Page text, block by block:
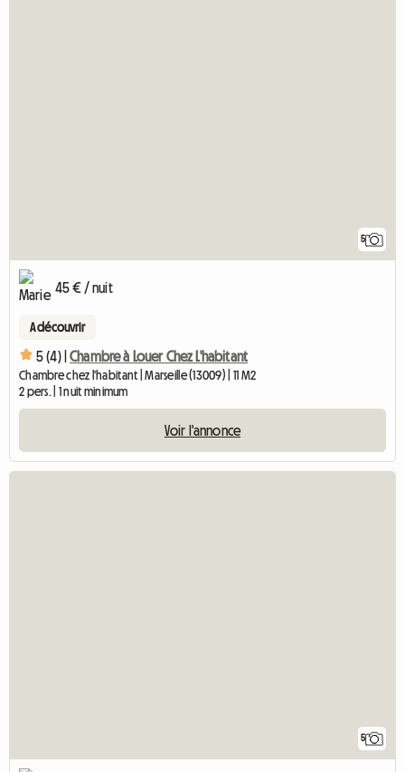
5
45 € / nuit
A découvrir
5 (4) | Chambre à Louer Chez L'habitant
Chambre chez l'habitant | Marseille (13009) | 11 M2
2 pers. | 1 nuit minimum
Voir l'annonce
5